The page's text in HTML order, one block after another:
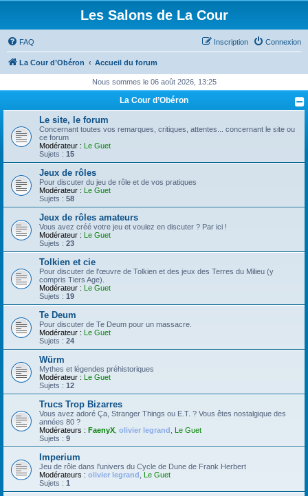
Les Salons de La Cour
FAQ Connexion
Inscription
La Cour d’Obéron Accueil du forum
Nous sommes le 06 août 2026, 13:25
La Cour d’Obéron
Le site, le forum
Concernant toutes vos remarques, critiques, attentes... concernant le site ou
ce forum
Modérateur : Le Guet
Sujets : 15
Jeux de rôles
Pour discuter du jeu de rôle et de vos pratiques
Modérateur : Le Guet
Sujets : 58
Jeux de rôles amateurs
Vous avez créé votre jeu et voulez en discuter ? Par ici !
Modérateur : Le Guet
Sujets : 23
Tolkien et cie
Pour discuter de l'œuvre de Tolkien et des jeux des Terres du Milieu (y
compris Tiers Age).
Modérateur : Le Guet
Sujets : 19
Te Deum
Pour discuter de Te Deum pour un massacre.
Modérateur : Le Guet
Sujets : 24
Würm
Mythes et légendes préhistoriques
Modérateur : Le Guet
Sujets : 12
Trucs Trop Bizarres
Vous avez adoré Ça, Stranger Things ou E.T. ? Vous êtes nostalgique des
années 80 ?
Modérateurs : FaenyX olivier legrand
Le Guet
Sujets : 9
Imperium
Jeu de rôle dans l'univers du Cycle de Dune de Frank Herbert
Modérateurs : olivier legrand
Le Guet
Sujets : 1